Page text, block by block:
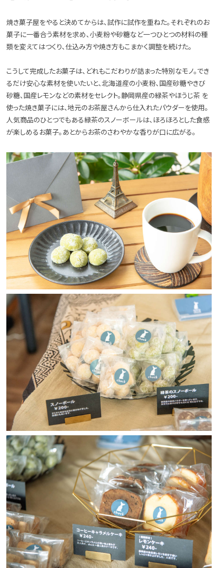
焼き菓子屋をやると決めてからは、試作に試作を重ねた。それぞれのお
菓子に一番合う素材を求め、小麦粉や砂糖など一つひとつの材料の種
類を変えてはつくり、仕込み方や焼き方もこまかく調整を続けた。
こうして完成したお菓子は、どれもこだわりが詰まった特別なモノ。でき
るだけ安心な素材を使いたいと、北海道産の小麦粉、国産砂糖やきび
砂糖、国産レモンなどの素材をセレクト。静岡県産の緑茶やほうじ茶 を
使った焼き菓子には、地元のお茶屋さんから仕入れたパウダーを使用。
人気商品のひとつでもある緑茶のスノーボールは、ほろほろとした食感
が楽しめるお菓子。あとからお茶のさわやかな香りが口に広がる。